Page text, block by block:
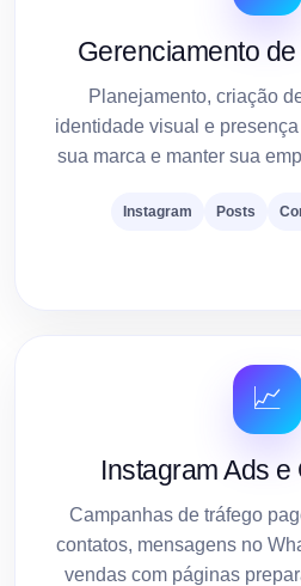
Gerenciamento
Planejamento, criação
identidade visual e
sua marca e manter sua
Instagram Posts
📈
Instagram Ads e
Campanhas de tráfego
contatos, mensagens no
vendas com páginas